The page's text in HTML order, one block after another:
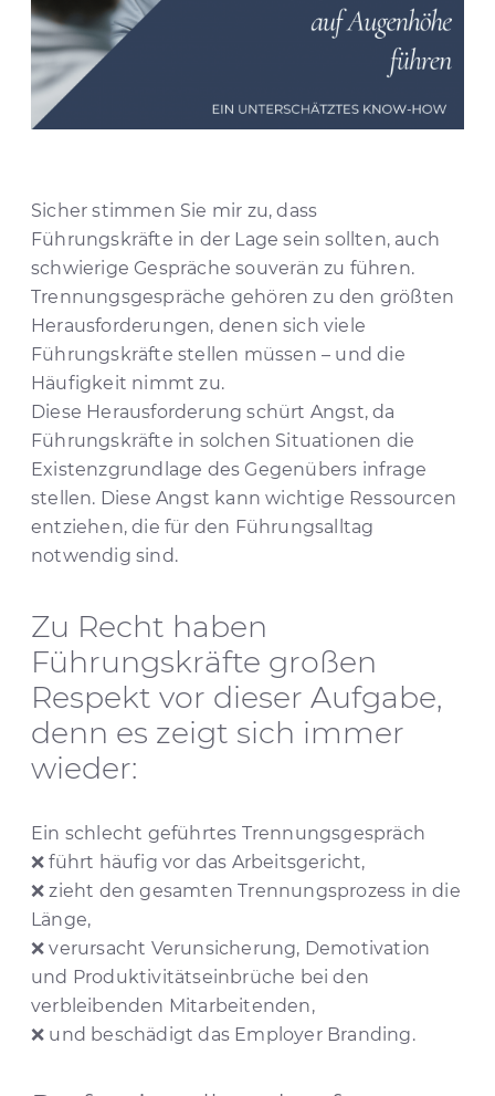
Sicher stimmen Sie mir zu, dass
Führungskräfte in der Lage sein sollten, auch
schwierige Gespräche souverän zu führen.
Trennungsgespräche gehören zu den größten
Herausforderungen, denen sich viele
Führungskräfte stellen müssen – und die
Häufigkeit nimmt zu.
Diese Herausforderung schürt Angst, da
Führungskräfte in solchen Situationen die
Existenzgrundlage des Gegenübers infrage
stellen. Diese Angst kann wichtige Ressourcen
entziehen, die für den Führungsalltag
notwendig sind.
Zu Recht haben
Führungskräfte großen
Respekt vor dieser Aufgabe,
denn es zeigt sich immer
wieder:
Ein schlecht geführtes Trennungsgespräch
❌ führt häufig vor das Arbeitsgericht,
❌ zieht den gesamten Trennungsprozess in die
Länge,
❌ verursacht Verunsicherung, Demotivation
und Produktivitätseinbrüche bei den
verbleibenden Mitarbeitenden,
❌ und beschädigt das Employer Branding.